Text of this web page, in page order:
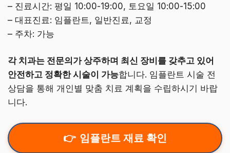
– 진료시간: 평일 10:00-19:00, 토요일 10:00-15:00
– 대표진료: 임플란트, 일반진료, 교정
– 주차: 가능
각 치과는 전문의가 상주하며 최신 장비를 갖추고 있어
안전하고 정확한 시술이 가능합니다. 임플란트 시술 전
상담을 통해 개인별 맞춤 치료 계획을 수립하시기 바랍
니다.
임플란트 재료 확인